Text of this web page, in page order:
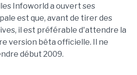
Infoworld a ouvert ses
est que, avant de tirer des
il est préférable d'attendre la
version bêta officielle. Il ne
début 2009.